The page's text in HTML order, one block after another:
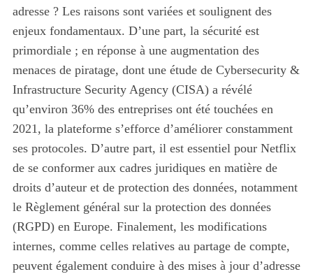
adresse ? Les raisons sont variées et soulignent des
enjeux fondamentaux. D’une part, la sécurité est
primordiale ; en réponse à une augmentation des
menaces de piratage, dont une étude de Cybersecurity &
Infrastructure Security Agency (CISA) a révélé
qu’environ 36% des entreprises ont été touchées en
2021, la plateforme s’efforce d’améliorer constamment
ses protocoles. D’autre part, il est essentiel pour Netflix
de se conformer aux cadres juridiques en matière de
droits d’auteur et de protection des données, notamment
le Règlement général sur la protection des données
(RGPD) en Europe. Finalement, les modifications
internes, comme celles relatives au partage de compte,
peuvent également conduire à des mises à jour d’adresse